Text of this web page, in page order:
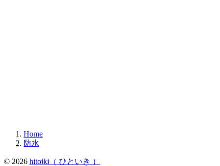
Home
防水
© 2026 hitoiki（ ひといき ）